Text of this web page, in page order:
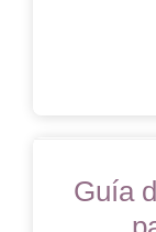
Guía